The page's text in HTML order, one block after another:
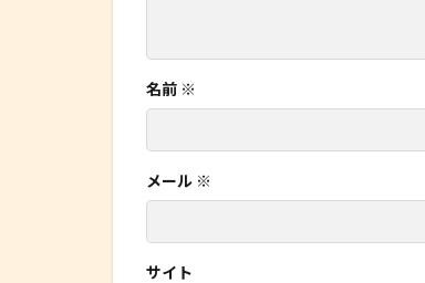
名前 ※
メール ※
サイト